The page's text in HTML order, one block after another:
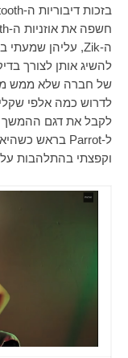
בזכות דיבוריות ה-
חשפה את אוזניות ה-
ה-Zik, עליהן שמעתי
להשיג אותן לצורך
של חברה שלא ממש
לדרוש כמה אלפי
לקבל את דגם ההמשך
ל-Parrot בראש
וקפצתי בהתלהבות